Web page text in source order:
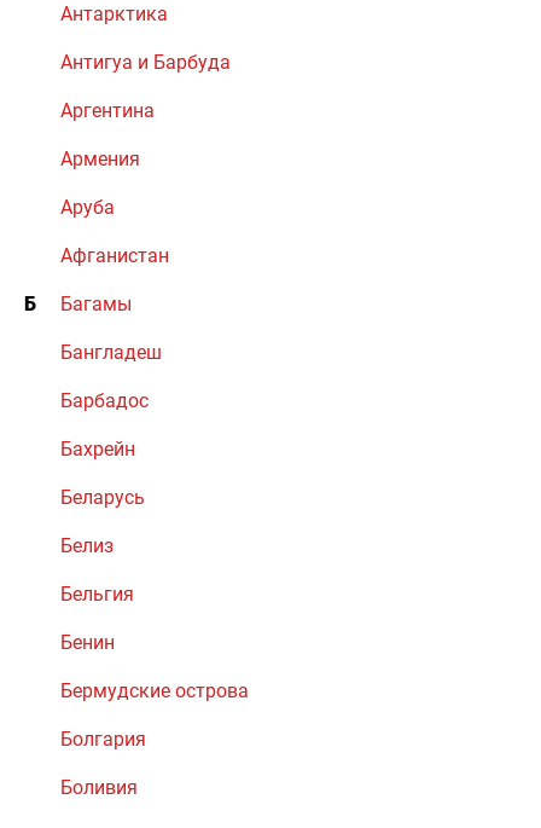
Антарктика
Антигуа и Барбуда
Аргентина
Армения
Аруба
Афганистан
Б Багамы
Бангладеш
Барбадос
Бахрейн
Беларусь
Белиз
Бельгия
Бенин
Бермудские острова
Болгария
Боливия